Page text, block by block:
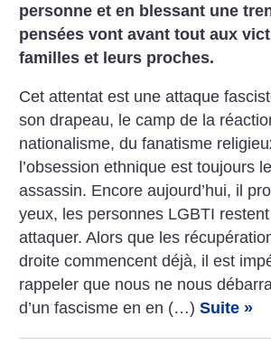
personne et en blessant une
pensées vont avant tout aux
familles et leurs proches.
Cet attentat est une attaque
son drapeau, le camp de la
nationalisme, du fanatisme
l’obsession ethnique est toujours
assassin. Encore aujourd’hui, il
yeux, les personnes LGBTI
attaquer. Alors que les
droite commencent déjà, il est
rappeler que nous ne nous
d’un fascisme en en (…)Suite »